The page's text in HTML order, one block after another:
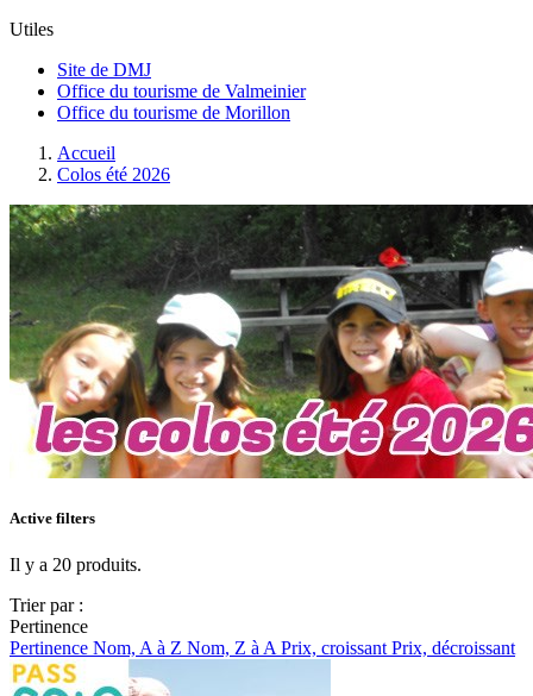
Utiles
Site de DMJ
Office du tourisme de Valmeinier
Office du tourisme de Morillon
Accueil
Colos été 2026
Active filters
Il y a 20 produits.
Trier par :
Pertinence
Pertinence Nom, A à Z Nom, Z à A Prix, croissant Prix, décroissant